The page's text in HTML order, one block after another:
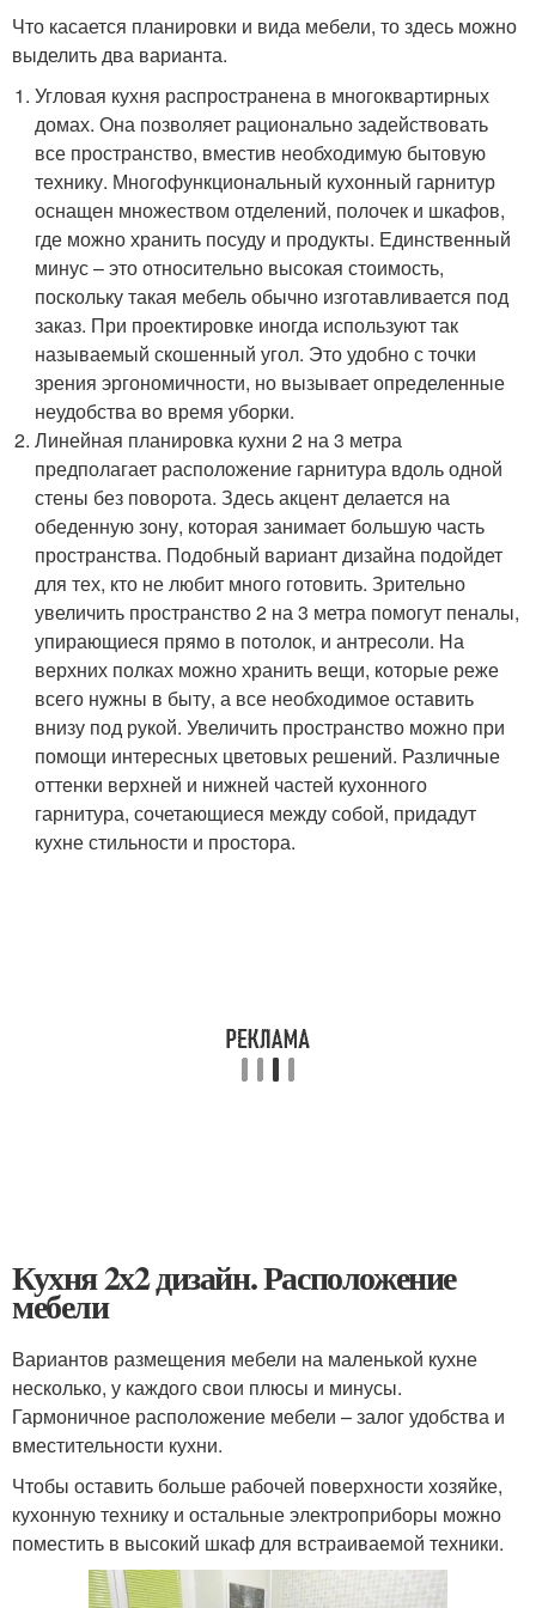
Что касается планировки и вида мебели, то здесь можно
выделить два варианта.
Угловая кухня распространена в многоквартирных
домах. Она позволяет рационально задействовать
все пространство, вместив необходимую бытовую
технику. Многофункциональный кухонный гарнитур
оснащен множеством отделений, полочек и шкафов,
где можно хранить посуду и продукты. Единственный
минус – это относительно высокая стоимость,
поскольку такая мебель обычно изготавливается под
заказ. При проектировке иногда используют так
называемый скошенный угол. Это удобно с точки
зрения эргономичности, но вызывает определенные
неудобства во время уборки.
Линейная планировка кухни 2 на 3 метра
предполагает расположение гарнитура вдоль одной
стены без поворота. Здесь акцент делается на
обеденную зону, которая занимает большую часть
пространства. Подобный вариант дизайна подойдет
для тех, кто не любит много готовить. Зрительно
увеличить пространство 2 на 3 метра помогут пеналы,
упирающиеся прямо в потолок, и антресоли. На
верхних полках можно хранить вещи, которые реже
всего нужны в быту, а все необходимое оставить
внизу под рукой. Увеличить пространство можно при
помощи интересных цветовых решений. Различные
оттенки верхней и нижней частей кухонного
гарнитура, сочетающиеся между собой, придадут
кухне стильности и простора.
Кухня 2х2 дизайн. Расположение
мебели
Вариантов размещения мебели на маленькой кухне
несколько, у каждого свои плюсы и минусы.
Гармоничное расположение мебели – залог удобства и
вместительности кухни.
Чтобы оставить больше рабочей поверхности хозяйке,
кухонную технику и остальные электроприборы можно
поместить в высокий шкаф для встраиваемой техники.